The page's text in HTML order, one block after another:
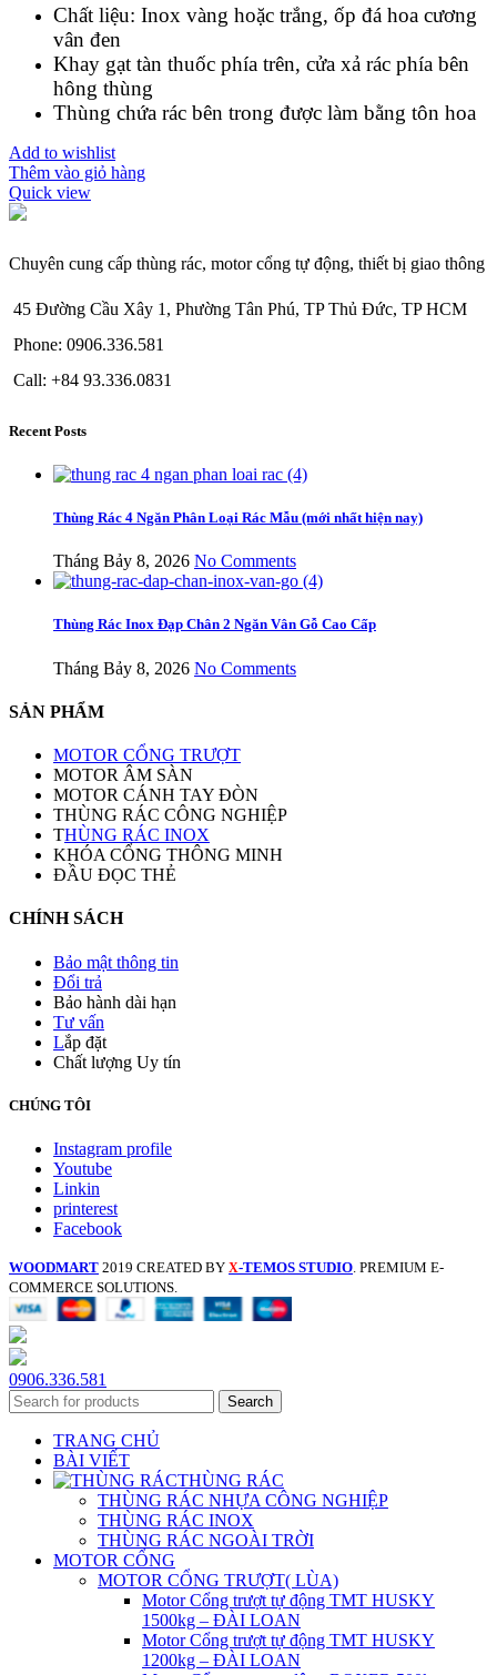
Chất liệu: Inox vàng hoặc trắng, ốp đá hoa cương
vân đen
Khay gạt tàn thuốc phía trên, cửa xả rác phía bên
hông thùng
Thùng chứa rác bên trong được làm bằng tôn hoa
Add to wishlist
Thêm vào giỏ hàng
Quick view
Chuyên cung cấp thùng rác, motor cổng tự động, thiết bị giao thông
45 Đường Cầu Xây 1, Phường Tân Phú, TP Thủ Đức, TP HCM
Phone: 0906.336.581
Call: +84 93.336.0831
Recent Posts
Thùng Rác 4 Ngăn Phân Loại Rác Mẫu (mới nhất hiện nay)
Tháng Bảy 8, 2026 No Comments
Thùng Rác Inox Đạp Chân 2 Ngăn Vân Gỗ Cao Cấp
Tháng Bảy 8, 2026 No Comments
SẢN PHẨM
MOTOR CỔNG TRƯỢT
MOTOR ÂM SÀN
MOTOR CÁNH TAY ĐÒN
THÙNG RÁC CÔNG NGHIỆP
THÙNG RÁC INOX
KHÓA CỔNG THÔNG MINH
ĐẦU ĐỌC THẺ
CHÍNH SÁCH
Bảo mật thông tin
Đổi trả
Bảo hành dài hạn
Tư vấn
Lắp đặt
Chất lượng Uy tín
CHÚNG TÔI
Instagram profile
Youtube
Linkin
printerest
Facebook
WOODMART 2019 CREATED BY X-TEMOS STUDIO. PREMIUM E-
COMMERCE SOLUTIONS.
0906.336.581
Search
TRANG CHỦ
BÀI VIẾT
THÙNG RÁC
THÙNG RÁC NHỰA CÔNG NGHIỆP
THÙNG RÁC INOX
THÙNG RÁC NGOÀI TRỜI
MOTOR CỔNG
MOTOR CỔNG TRƯỢT( LÙA)
Motor Cổng trượt tự động TMT HUSKY
1500kg – ĐÀI LOAN
Motor Cổng trượt tự động TMT HUSKY
1200kg – ĐÀI LOAN